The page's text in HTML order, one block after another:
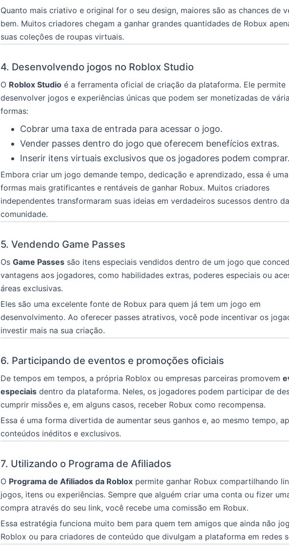
Quanto mais criativo e original for o seu design, maiores são as chances de
bem. Muitos criadores chegam a ganhar grandes quantidades de Robux
suas coleções de roupas virtuais.
4. Desenvolvendo jogos no Roblox Studio
O Roblox Studio é a ferramenta oficial de criação da plataforma. Ele permite
desenvolver jogos e experiências únicas que podem ser monetizadas de
formas:
Cobrar uma taxa de entrada para acessar o jogo.
Vender passes dentro do jogo que oferecem benefícios extras.
Inserir itens virtuais exclusivos que os jogadores podem comprar.
Embora criar um jogo demande tempo, dedicação e aprendizado, essa é
formas mais gratificantes e rentáveis de ganhar Robux. Muitos criadores
independentes transformaram suas ideias em verdadeiros sucessos dentro da
comunidade.
5. Vendendo Game Passes
Os Game Passes são itens especiais vendidos dentro de um jogo que
vantagens aos jogadores, como habilidades extras, poderes especiais ou
áreas exclusivas.
Eles são uma excelente fonte de Robux para quem já tem um jogo em
desenvolvimento. Ao oferecer passes atrativos, você pode incentivar os
investir mais na sua criação.
6. Participando de eventos e promoções oficiais
De tempos em tempos, a própria Roblox ou empresas parceiras promovem
especiais dentro da plataforma. Neles, os jogadores podem participar de
cumprir missões e, em alguns casos, receber Robux como recompensa.
Essa é uma forma divertida de aumentar seus ganhos e, ao mesmo tempo,
conteúdos inéditos e exclusivos.
7. Utilizando o Programa de Afiliados
O Programa de Afiliados da Roblox permite ganhar Robux compartilhando
jogos, itens ou experiências. Sempre que alguém criar uma conta ou fizer
compra através do seu link, você recebe uma comissão em Robux.
Essa estratégia funciona muito bem para quem tem amigos que ainda não
Roblox ou para criadores de conteúdo que divulgam a plataforma em redes